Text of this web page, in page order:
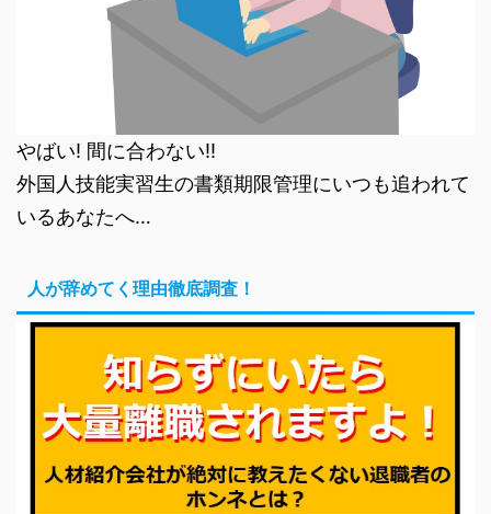
やばい! 間に合わない!!
外国人技能実習生の書類期限管理にいつも追われて
いるあなたへ…
人が辞めてく理由徹底調査！